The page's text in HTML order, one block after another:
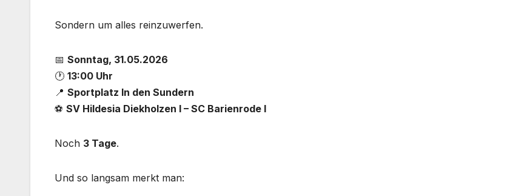
Sondern um alles reinzuwerfen.
📅 Sonntag, 31.05.2026
🕐 13:00 Uhr
📍 Sportplatz In den Sundern
⚽ SV Hildesia Diekholzen I – SC Barienrode I
Noch 3 Tage.
Und so langsam merkt man: